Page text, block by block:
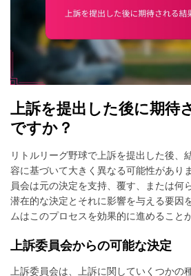
上訴を提出した後に期待
ですか？
リトルリーグ野球で上訴を提出した後、
容に基づいて大きく異なる可能性があり
員会は元の決定を支持、覆す、または何
潜在的な決定とそれに影響を与える要因
ムはこのプロセスを効果的に進めること
上訴委員会からの可能な決定
上訴委員会は、上訴に関していくつかの